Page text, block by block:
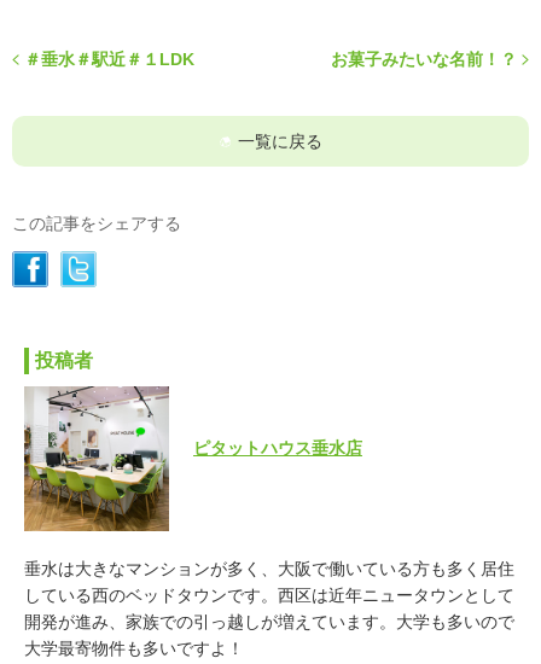
＃垂水＃駅近＃１LDK お菓子みたいな名前！？
一覧に戻る
この記事をシェアする
投稿者
ピタットハウス垂水店
垂水は大きなマンションが多く、大阪で働いている方も多く居住
している西のベッドタウンです。西区は近年ニュータウンとして
開発が進み、家族での引っ越しが増えています。大学も多いので
大学最寄物件も多いですよ！